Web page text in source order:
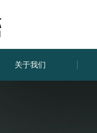
关于我们